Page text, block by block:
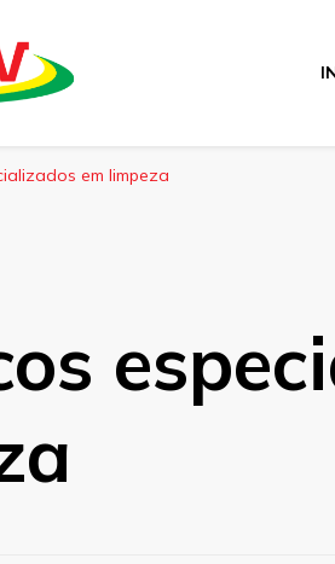
em limpeza